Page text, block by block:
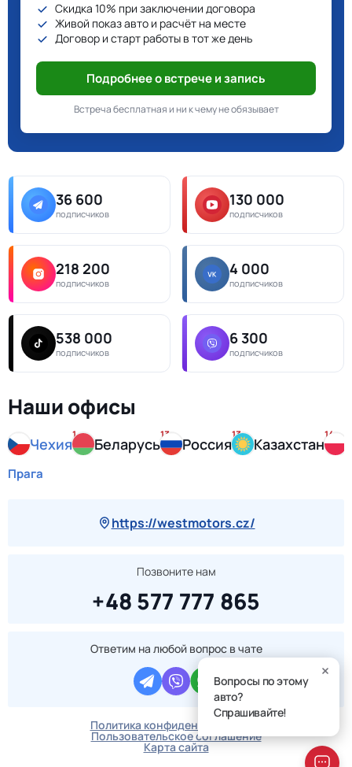
Скидка 10% при заключении договора
Живой показ авто и расчёт на месте
Договор и старт работы в тот же день
Подробнее о встрече и запись
Встреча бесплатная и ни к чему не обязывает
36 600
подписчиков
130 000
подписчиков
218 200
подписчиков
4 000
подписчиков
538 000
подписчиков
6 300
подписчиков
Наши офисы
Чехия
1
Беларусь
13
Россия
13
Казахстан
14
Прага
https://westmotors.cz/
Позвоните нам
+48 577 777 865
Ответим на любой вопрос в чате
Политика конфиденциальности
Пользовательское соглашение
Карта сайта
Вопросы по этому
авто?
Спрашивайте!